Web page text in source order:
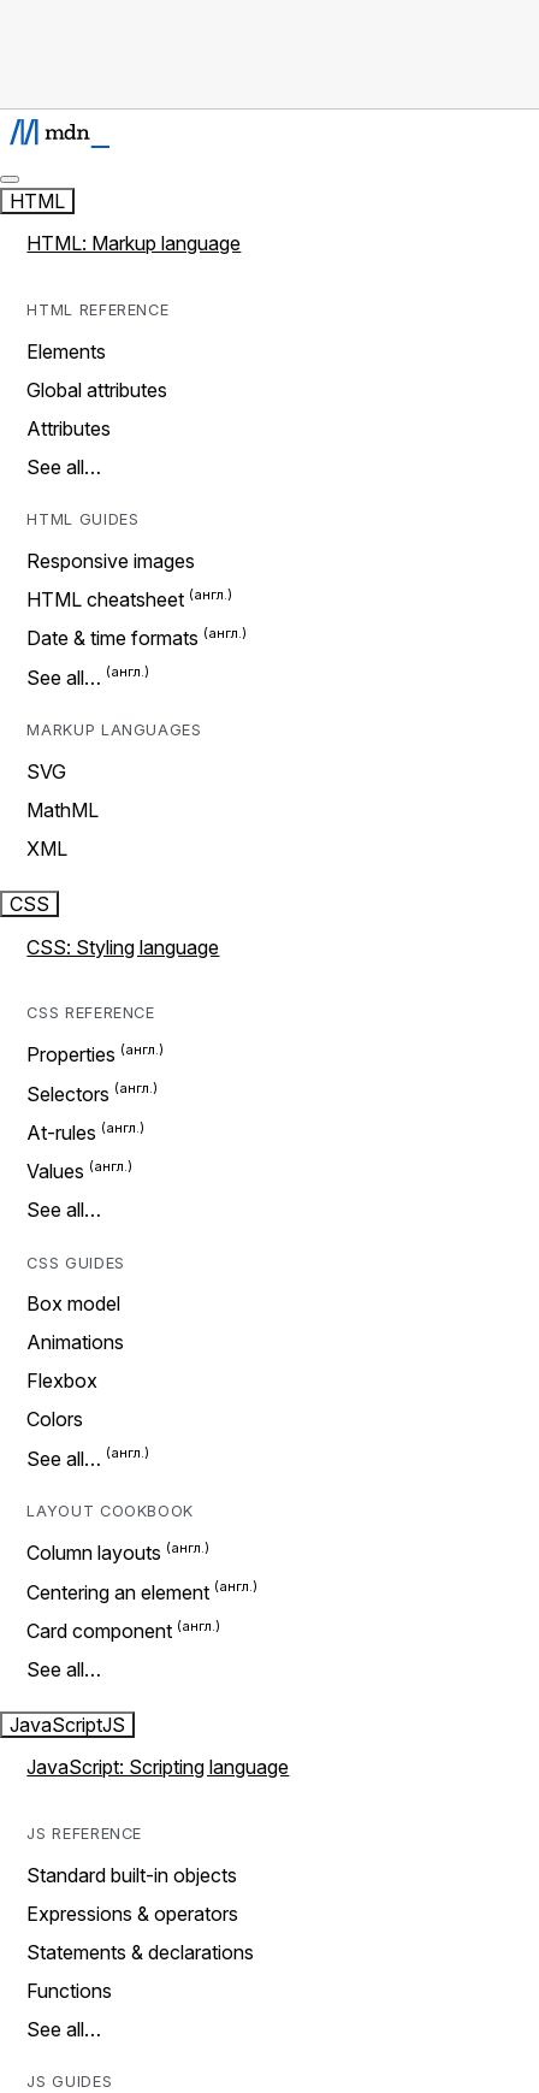
HTML
HTML: Markup language
HTML REFERENCE
Elements
Global attributes
Attributes
See all…
HTML GUIDES
Responsive images
HTML cheatsheet
Date & time formats
See all…
MARKUP LANGUAGES
SVG
MathML
XML
CSS
CSS: Styling language
CSS REFERENCE
Properties
Selectors
At-rules
Values
See all…
CSS GUIDES
Box model
Animations
Flexbox
Colors
See all…
LAYOUT COOKBOOK
Column layouts
Centering an element
Card component
See all…
JavaScriptJS
JavaScript: Scripting language
JS REFERENCE
Standard built-in objects
Expressions & operators
Statements & declarations
Functions
See all…
JS GUIDES